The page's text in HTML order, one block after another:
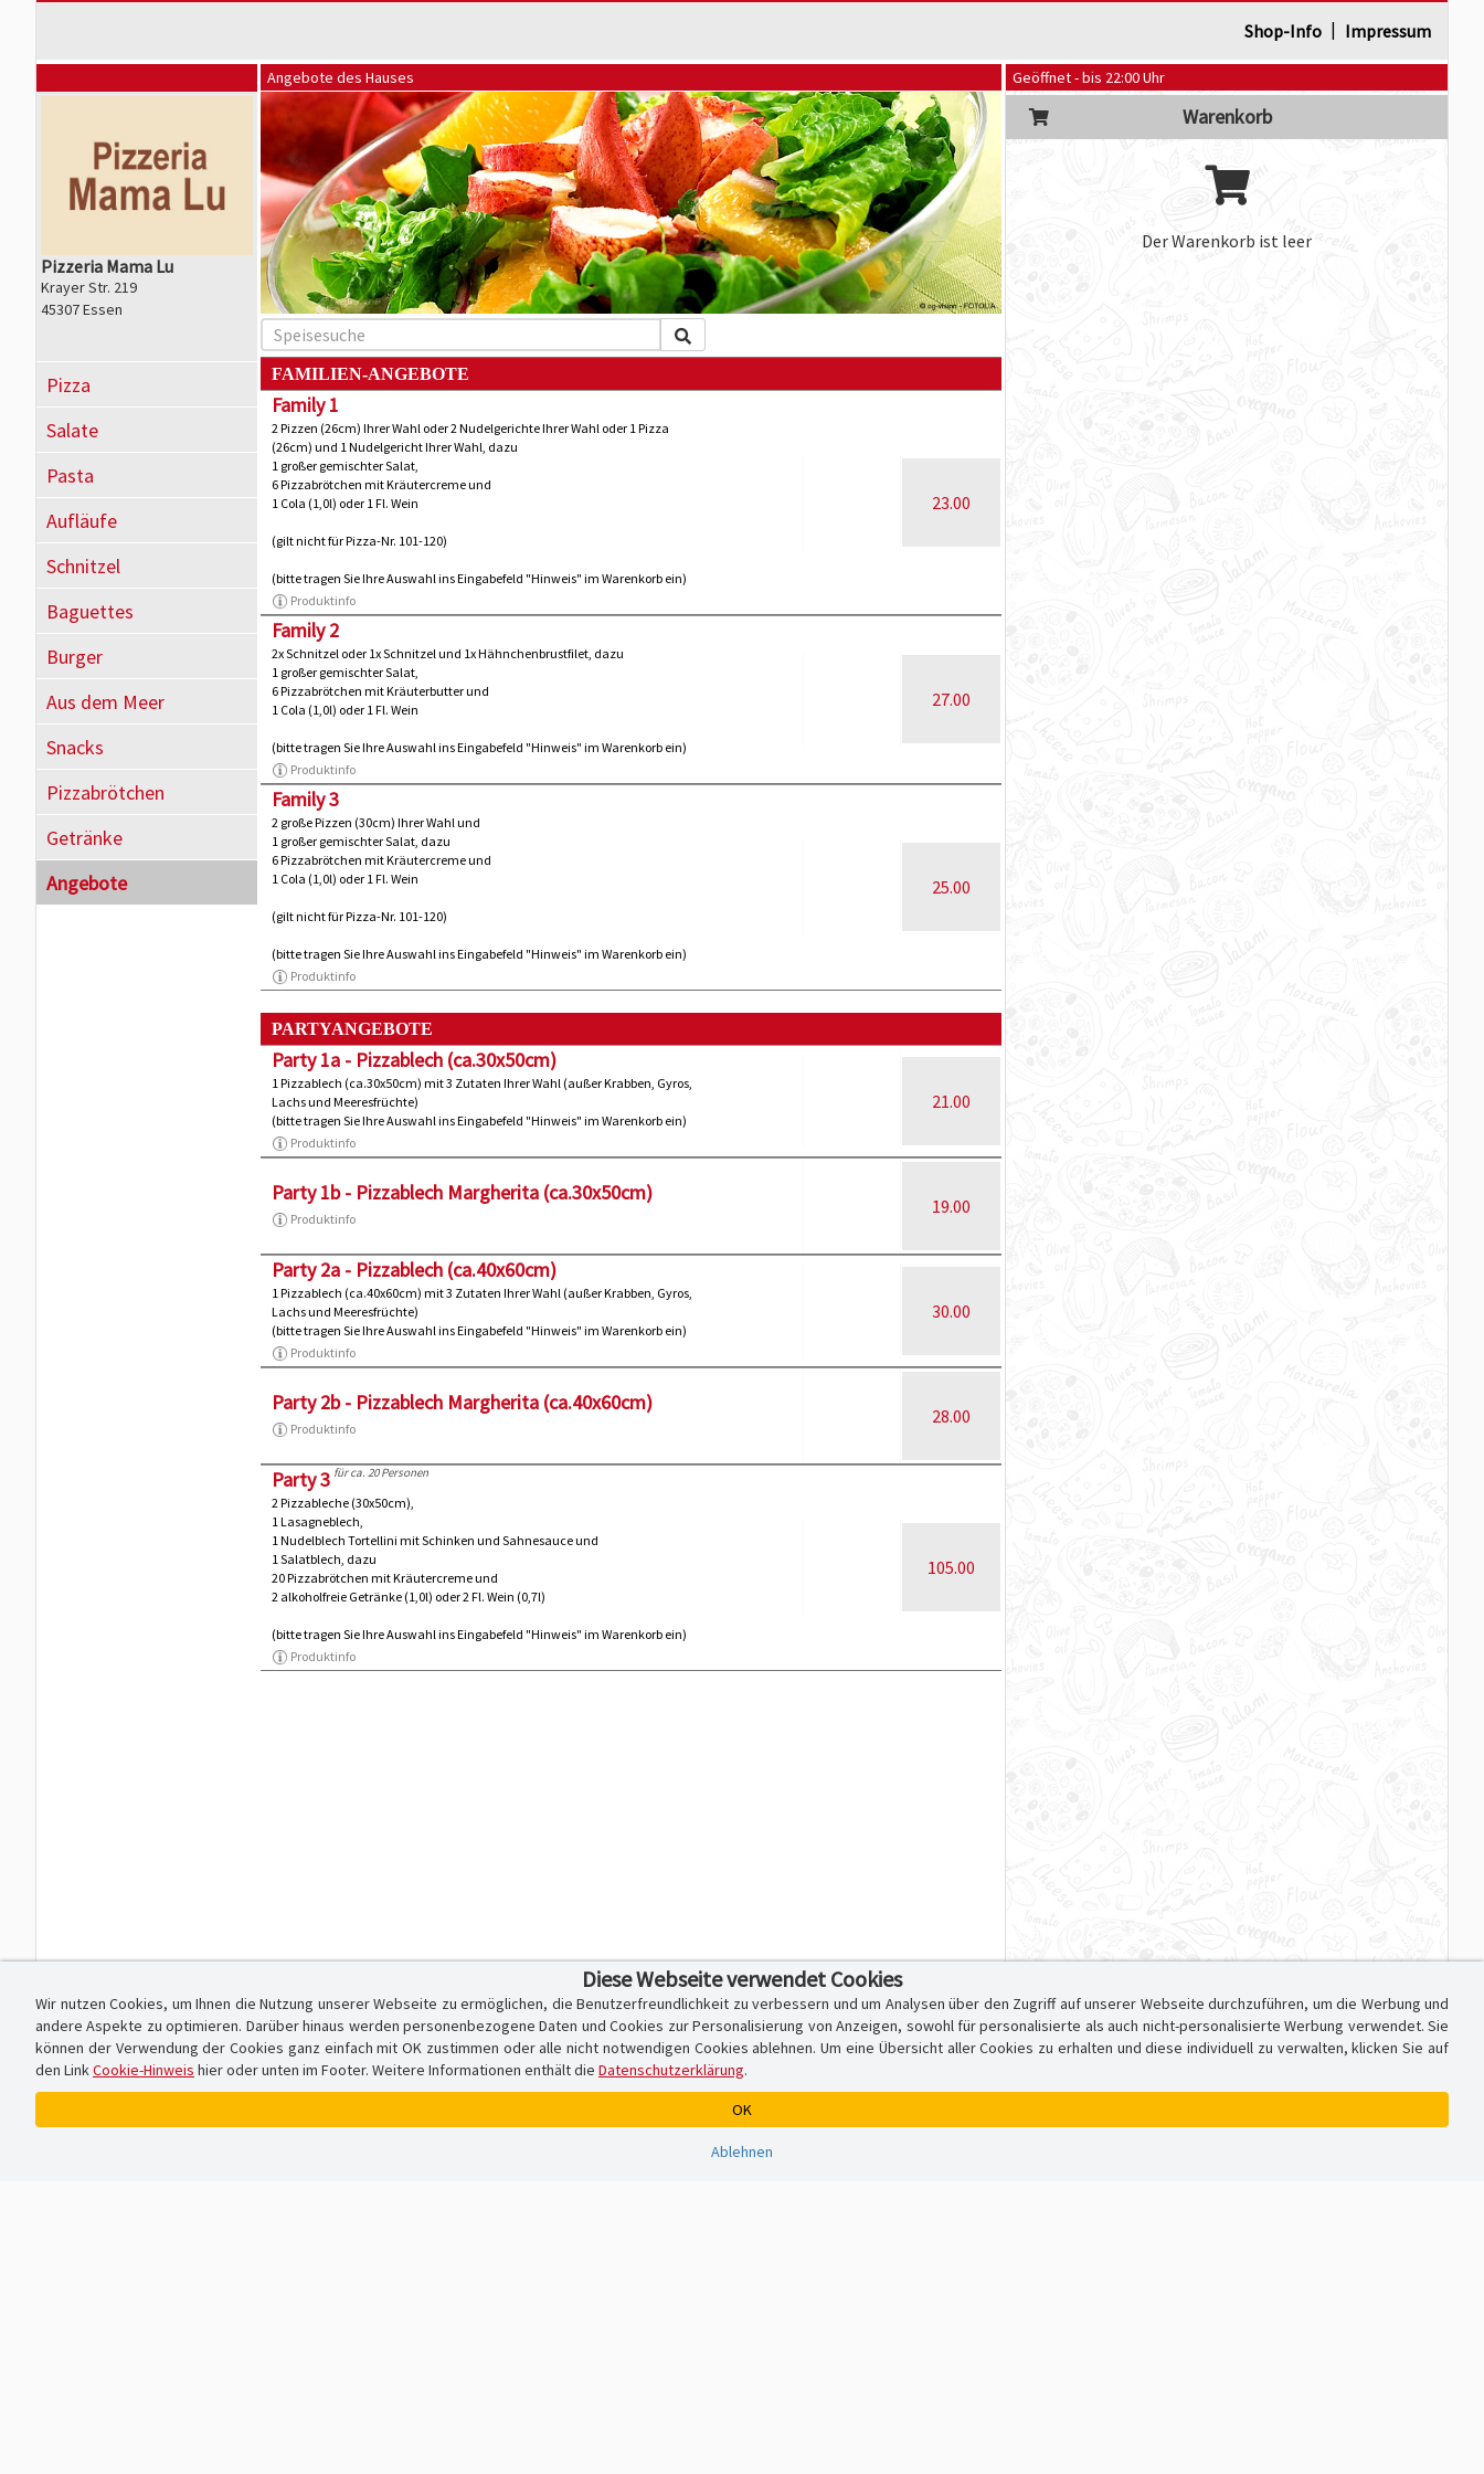
Shop-Info | Impressum
Geöffnet - bis 22:00 Uhr
Warenkorb
Der Warenkorb ist leer
Pizzeria Mama Lu
Krayer Str. 219
45307 Essen
Pizza
Salate
Pasta
Aufläufe
Schnitzel
Baguettes
Burger
Aus dem Meer
Snacks
Pizzabrötchen
Getränke
Angebote
Angebote des Hauses
FAMILIEN-ANGEBOTE
Family 1
2 Pizzen (26cm) Ihrer Wahl oder 2 Nudelgerichte Ihrer Wahl oder 1 Pizza
(26cm) und 1 Nudelgericht Ihrer Wahl, dazu
1 großer gemischter Salat,
6 Pizzabrötchen mit Kräutercreme und
1 Cola (1,0l) oder 1 Fl. Wein
(gilt nicht für Pizza-Nr. 101-120)
(bitte tragen Sie Ihre Auswahl ins Eingabefeld "Hinweis" im Warenkorb ein)
Produktinfo
23.00
Family 2
2x Schnitzel oder 1x Schnitzel und 1x Hähnchenbrustfilet, dazu
1 großer gemischter Salat,
6 Pizzabrötchen mit Kräuterbutter und
1 Cola (1,0l) oder 1 Fl. Wein
(bitte tragen Sie Ihre Auswahl ins Eingabefeld "Hinweis" im Warenkorb ein)
Produktinfo
27.00
Family 3
2 große Pizzen (30cm) Ihrer Wahl und
1 großer gemischter Salat, dazu
6 Pizzabrötchen mit Kräutercreme und
1 Cola (1,0l) oder 1 Fl. Wein
(gilt nicht für Pizza-Nr. 101-120)
(bitte tragen Sie Ihre Auswahl ins Eingabefeld "Hinweis" im Warenkorb ein)
Produktinfo
25.00
PARTYANGEBOTE
Party 1a - Pizzablech (ca.30x50cm)
1 Pizzablech (ca.30x50cm) mit 3 Zutaten Ihrer Wahl (außer Krabben, Gyros,
Lachs und Meeresfrüchte)
(bitte tragen Sie Ihre Auswahl ins Eingabefeld "Hinweis" im Warenkorb ein)
Produktinfo
21.00
Party 1b - Pizzablech Margherita (ca.30x50cm)
Produktinfo
19.00
Party 2a - Pizzablech (ca.40x60cm)
1 Pizzablech (ca.40x60cm) mit 3 Zutaten Ihrer Wahl (außer Krabben, Gyros,
Lachs und Meeresfrüchte)
(bitte tragen Sie Ihre Auswahl ins Eingabefeld "Hinweis" im Warenkorb ein)
Produktinfo
30.00
Party 2b - Pizzablech Margherita (ca.40x60cm)
Produktinfo
28.00
Party 3 für ca. 20 Personen
2 Pizzableche (30x50cm),
1 Lasagneblech,
1 Nudelblech Tortellini mit Schinken und Sahnesauce und
1 Salatblech, dazu
20 Pizzabrötchen mit Kräutercreme und
2 alkoholfreie Getränke (1,0l) oder 2 Fl. Wein (0,7l)
(bitte tragen Sie Ihre Auswahl ins Eingabefeld "Hinweis" im Warenkorb ein)
Produktinfo
105.00
Diese Webseite verwendet Cookies
Wir nutzen Cookies, um Ihnen die Nutzung unserer Webseite zu ermöglichen, die Benutzerfreundlichkeit zu verbessern und um Analysen über den Zugriff auf unserer Webseite durchzuführen, um die Werbung und
andere Aspekte zu optimieren. Darüber hinaus werden personenbezogene Daten und Cookies zur Personalisierung von Anzeigen, sowohl für personalisierte als auch nicht-personalisierte Werbung verwendet. Sie
können der Verwendung der Cookies ganz einfach mit OK zustimmen oder alle nicht notwendigen Cookies ablehnen. Um eine Übersicht aller Cookies zu erhalten und diese individuell zu verwalten, klicken Sie auf
den LinkCookie-Hinweis hier oder unten im Footer. Weitere Informationen enthält die Datenschutzerklärung.
OK
Ablehnen